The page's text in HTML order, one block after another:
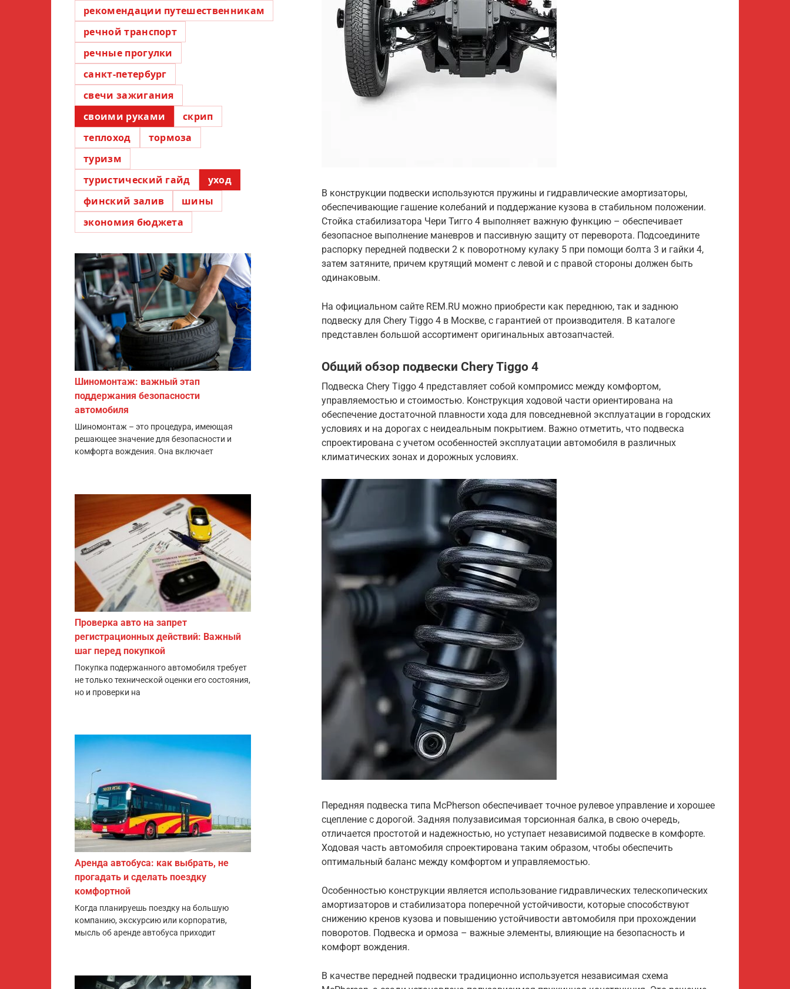
В конструкции подвески используются пружины и гидравлические амортизаторы,
обеспечивающие гашение колебаний и поддержание кузова в стабильном положении.
Стойка стабилизатора Чери Тигго 4 выполняет важную функцию – обеспечивает
безопасное выполнение маневров и пассивную защиту от переворота. Подсоедините
распорку передней подвески 2 к поворотному кулаку 5 при помощи болта 3 и гайки 4,
затем затяните, причем крутящий момент с левой и с правой стороны должен быть
одинаковым.
На официальном сайте REM.RU можно приобрести как переднюю, так и заднюю
подвеску для Chery Tiggo 4 в Москве, с гарантией от производителя. В каталоге
представлен большой ассортимент оригинальных автозапчастей.
Общий обзор подвески Chery Tiggo 4
Подвеска Chery Tiggo 4 представляет собой компромисс между комфортом,
управляемостью и стоимостью. Конструкция ходовой части ориентирована на
обеспечение достаточной плавности хода для повседневной эксплуатации в городских
условиях и на дорогах с неидеальным покрытием. Важно отметить, что подвеска
спроектирована с учетом особенностей эксплуатации автомобиля в различных
климатических зонах и дорожных условиях.
Передняя подвеска типа McPherson обеспечивает точное рулевое управление и хорошее
сцепление с дорогой. Задняя полузависимая торсионная балка, в свою очередь,
отличается простотой и надежностью, но уступает независимой подвеске в комфорте.
Ходовая часть автомобиля спроектирована таким образом, чтобы обеспечить
оптимальный баланс между комфортом и управляемостью.
Особенностью конструкции является использование гидравлических телескопических
амортизаторов и стабилизатора поперечной устойчивости, которые способствуют
снижению кренов кузова и повышению устойчивости автомобиля при прохождении
поворотов. Подвеска и ормоза – важные элементы, влияющие на безопасность и
комфорт вождения.
В качестве передней подвески традиционно используется независимая схема
рекомендации путешественникам
речной транспорт
речные прогулки
санкт-петербург
свечи зажигания
своими руками
скрип
теплоход
тормоза
туризм
туристический гайд
уход
финский залив
шины
экономия бюджета
Шиномонтаж: важный этап
поддержания безопасности
автомобиля
Шиномонтаж – это процедура, имеющая
решающее значение для безопасности и
комфорта вождения. Она включает
Проверка авто на запрет
регистрационных действий: Важный
шаг перед покупкой
Покупка подержанного автомобиля требует
не только технической оценки его состояния,
но и проверки на
Аренда автобуса: как выбрать, не
прогадать и сделать поездку
комфортной
Когда планируешь поездку на большую
компанию, экскурсию или корпоратив,
мысль об аренде автобуса приходит